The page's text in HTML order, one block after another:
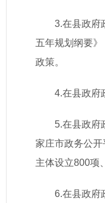
3.在县政府
五年规划纲要
政策。
4.在县政府
5.在县政府
家庄市政务公
主体设立800项
6.在县政府